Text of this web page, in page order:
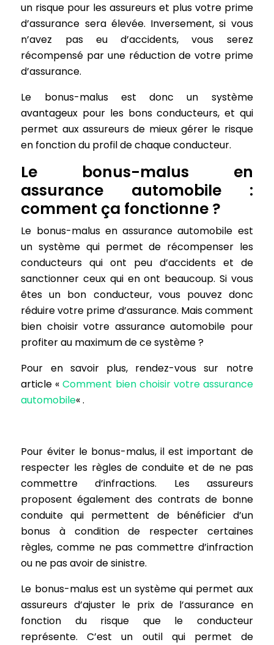
un risque pour les assureurs et plus votre prime
d’assurance sera élevée. Inversement, si vous
n’avez pas eu d’accidents, vous serez
récompensé par une réduction de votre prime
d’assurance.
Le bonus-malus est donc un système
avantageux pour les bons conducteurs, et qui
permet aux assureurs de mieux gérer le risque
en fonction du profil de chaque conducteur.
Le bonus-malus en
assurance automobile :
comment ça fonctionne ?
Le bonus-malus en assurance automobile est
un système qui permet de récompenser les
conducteurs qui ont peu d’accidents et de
sanctionner ceux qui en ont beaucoup. Si vous
êtes un bon conducteur, vous pouvez donc
réduire votre prime d’assurance. Mais comment
bien choisir votre assurance automobile pour
profiter au maximum de ce système ?
Pour en savoir plus, rendez-vous sur notre
article «Comment bien choisir votre assurance
automobile« .
Pour éviter le bonus-malus, il est important de
respecter les règles de conduite et de ne pas
commettre d’infractions. Les assureurs
proposent également des contrats de bonne
conduite qui permettent de bénéficier d’un
bonus à condition de respecter certaines
règles, comme ne pas commettre d’infraction
ou ne pas avoir de sinistre.
Le bonus-malus est un système qui permet aux
assureurs d’ajuster le prix de l’assurance en
fonction du risque que le conducteur
représente. C’est un outil qui permet de